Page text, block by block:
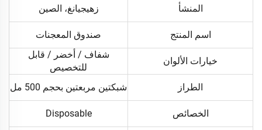
المنشأ
زهيجيانغ، الصين
اسم المنتج صندوق المعجنات
خيارات الألوان
شفاف / أخضر / قابل
للتخصيص
الطراز
شبكتين مربعتين بحجم 500 مل
الخصائص Disposable